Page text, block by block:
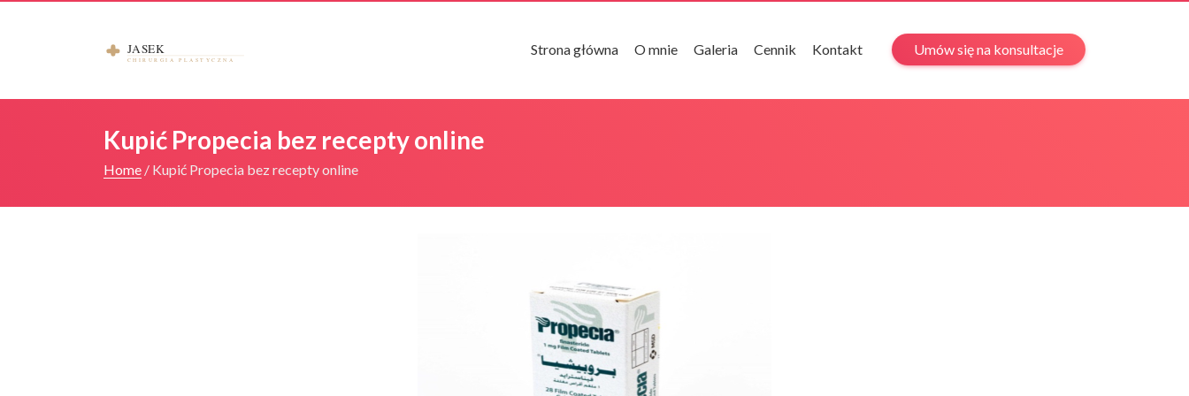
Strona główna O mnie Galeria Cennik Kontakt Umów się na konsultacje
Kupić Propecia bez recepty online
Home / Kupić Propecia bez recepty online